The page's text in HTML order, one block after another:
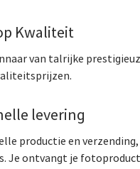
Kwaliteit
van talrijke
levering
productie en
Je ontvangt je